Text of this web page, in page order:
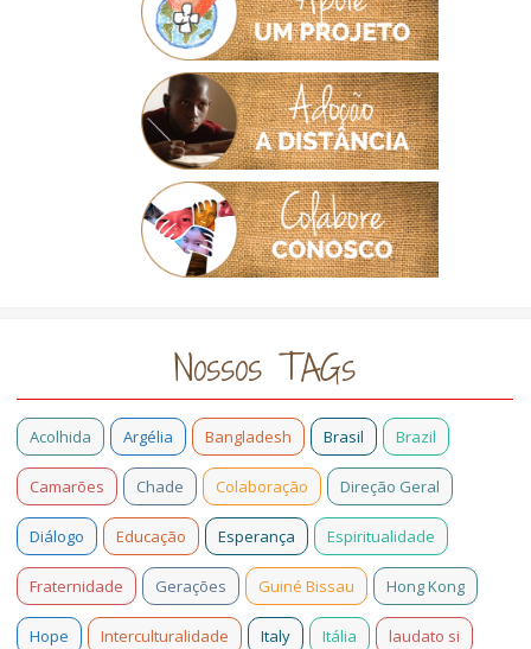
Nossos TAGs
Acolhida Argélia Bangladesh Brasil Brazil
Camarões Chade Colaboração Direção Geral
Diálogo Educação Esperança Espiritualidade
Fraternidade Gerações Guiné Bissau Hong Kong
Hope Interculturalidade Italy Itália laudato si